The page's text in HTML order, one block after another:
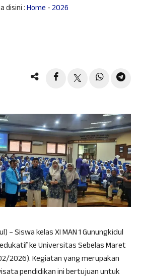
disini :Home -2026
– Siswa kelas XI MAN 1 Gunungkidul
ke Universitas Sebelas Maret
2026). Kegiatan yang merupakan
pendidikan ini bertujuan untuk